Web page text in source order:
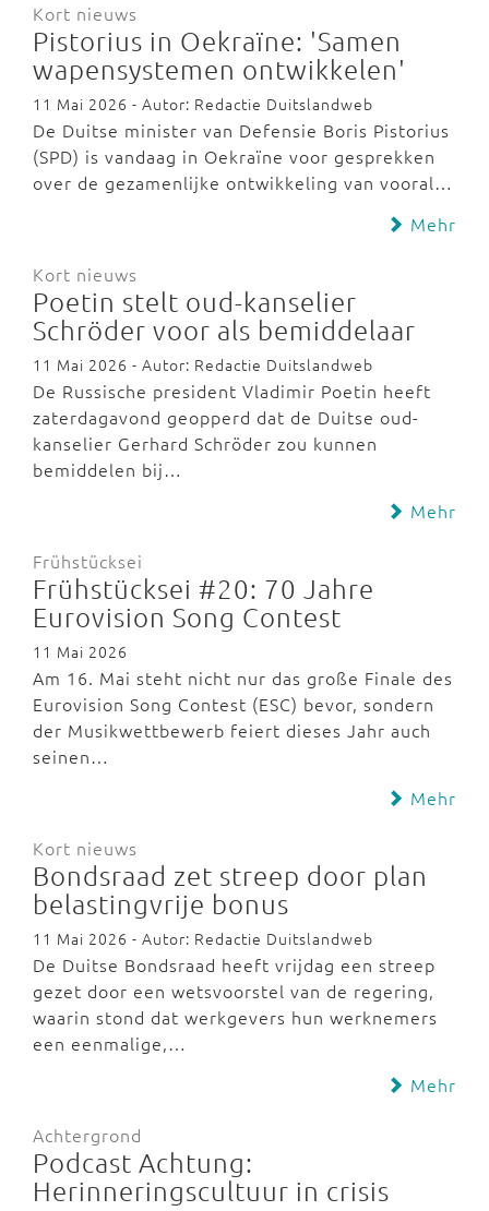
Kort nieuws
Pistorius in Oekraïne: 'Samen
wapensystemen ontwikkelen'
11 Mai 2026 - Autor: Redactie Duitslandweb
De Duitse minister van Defensie Boris Pistorius
(SPD) is vandaag in Oekraïne voor gesprekken
over de gezamenlijke ontwikkeling van vooral…
Mehr
Kort nieuws
Poetin stelt oud-kanselier
Schröder voor als bemiddelaar
11 Mai 2026 - Autor: Redactie Duitslandweb
De Russische president Vladimir Poetin heeft
zaterdagavond geopperd dat de Duitse oud-
kanselier Gerhard Schröder zou kunnen
bemiddelen bij…
Mehr
Frühstücksei
Frühstücksei #20: 70 Jahre
Eurovision Song Contest
11 Mai 2026
Am 16. Mai steht nicht nur das große Finale des
Eurovision Song Contest (ESC) bevor, sondern
der Musikwettbewerb feiert dieses Jahr auch
seinen…
Mehr
Kort nieuws
Bondsraad zet streep door plan
belastingvrije bonus
11 Mai 2026 - Autor: Redactie Duitslandweb
De Duitse Bondsraad heeft vrijdag een streep
gezet door een wetsvoorstel van de regering,
waarin stond dat werkgevers hun werknemers
een eenmalige,…
Mehr
Achtergrond
Podcast Achtung:
Herinneringscultuur in crisis